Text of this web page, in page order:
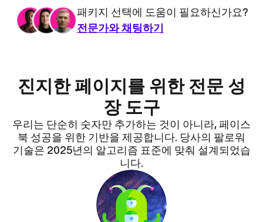
패키지 선택에 도움이 필요하신가요?
전문가와 채팅하기
진지한 페이지를 위한 전문 성
장 도구
우리는 단순히 숫자만 추가하는 것이 아니라, 페이스
북 성공을 위한 기반을 제공합니다. 당사의 팔로워
기술은 2025년의 알고리즘 표준에 맞춰 설계되었습
니다.